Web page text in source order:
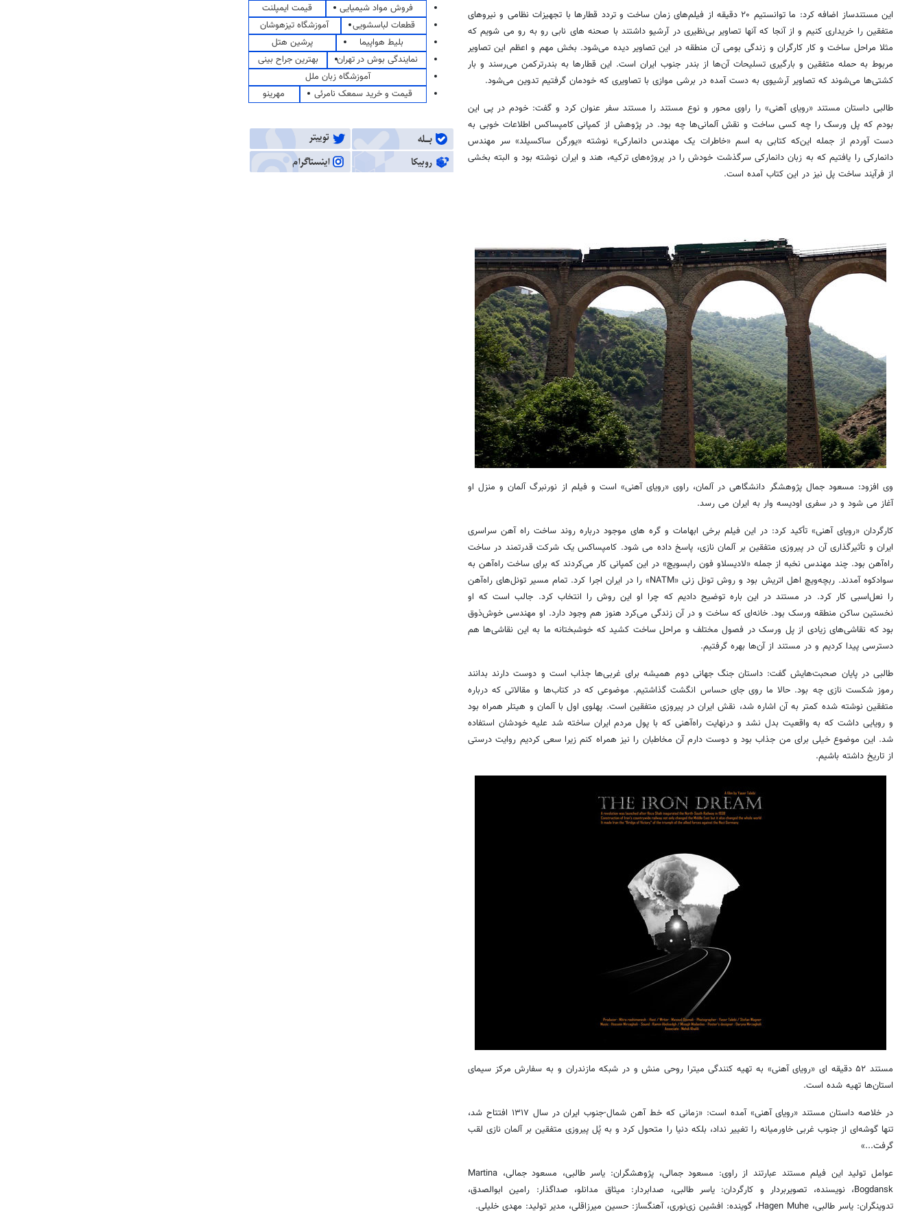
این مستندساز اضافه کرد: ما توانستیم ۲۰ دقیقه از فیلم‌های زمان ساخت و تردد قطارها با تجهیزات نظامی و نیروهای
متفقین را خریداری کنیم و از آنجا که آنها تصاویر بی‌نظیری در آرشیو داشتند با صحنه های نابی رو به رو می شویم که
مثلا مراحل ساخت و کار کارگران و زندگی بومی آن منطقه در این تصاویر دیده می‌شود. بخش مهم و اعظم این تصاویر
مربوط به حمله متفقین و بارگیری تسلیحات آن‌ها از بندر جنوب ایران است. این قطارها به بندرترکمن می‌رسند و بار
کشتی‌ها می‌شوند که تصاویر آرشیوی به دست آمده در برشی موازی با تصاویری که خودمان گرفتیم تدوین می‌شود.
طالبی داستان مستند «رویای آهنی» را راوی محور و نوع مستند را مستند سفر عنوان کرد و گفت: خودم در پی این
بودم که پل ورسک را چه کسی ساخت و نقش آلمانی‌ها چه بود. در پژوهش از کمپانی کامپساکس اطلاعات خوبی به
دست آوردم از جمله این‌که کتابی به اسم «خاطرات یک مهندس دانمارکی» نوشته «یورگن ساکسیلد» سر مهندس
دانمارکی را یافتیم که به زبان دانمارکی سرگذشت خودش را در پروژه‌های ترکیه، هند و ایران نوشته بود و البته بخشی
از فرآیند ساخت پل نیز در این کتاب آمده است.
وی افزود: مسعود جمال پژوهشگر دانشگاهی در آلمان، راوی «رویای آهنی» است و فیلم از نورنبرگ آلمان و منزل او
آغاز می شود و در سفری اودیسه وار به ایران می رسد.
کارگردان «رویای آهنی» تأکید کرد: در این فیلم برخی ابهامات و گره های موجود درباره روند ساخت راه آهن سراسری
ایران و تأثیرگذاری آن در پیروزی متفقین بر آلمان نازی، پاسخ داده می شود. کامپساکس یک شرکت قدرتمند در ساخت
راه‌آهن‌ بود. چند مهندس نخبه از جمله «لادیسلاو فون رابسویچ» در این کمپانی کار می‌کردند که برای ساخت راه‌آهن به
سوادکوه آمدند. ربچه‌ویچ اهل اتریش بود و روش تونل زنی «NATM» را در ایران اجرا کرد. تمام مسیر تونل‌های راه‌آهن
را نعل‌اسبی کار کرد. در مستند در این باره توضیح دادیم که چرا او این روش را انتخاب کرد. جالب است که او
نخستین ساکن منطقه ورسک بود. خانه‌ای که ساخت و در آن زندگی می‌کرد هنوز هم وجود دارد. او مهندسی خوش‌ذوق
بود که نقاشی‌های زیادی از پل ورسک در فصول مختلف و مراحل ساخت کشید که خوشبختانه ما به این نقاشی‌ها هم
دسترسی پیدا کردیم و در مستند از آن‌ها بهره گرفتیم.
طالبی در پایان صحبت‌هایش گفت: داستان جنگ جهانی دوم همیشه برای غربی‌ها جذاب است و دوست دارند بدانند
رموز شکست نازی چه بود. حالا ما روی جای حساس انگشت گذاشتیم. موضوعی که در کتاب‌ها و مقالاتی که درباره
متفقین نوشته شده کمتر به آن اشاره شد، نقش ایران در پیروزی متفقین است. پهلوی اول با آلمان و هیتلر همراه بود
و رویایی داشت که به واقعیت بدل نشد و درنهایت راه‌آهنی که با پول مردم ایران ساخته شد علیه خودشان استفاده
شد. این موضوع خیلی برای من جذاب بود و دوست دارم آن مخاطبان را نیز همراه کنم زیرا سعی کردیم روایت درستی
از تاریخ داشته باشیم.
مستند ۵۲ دقیقه ای «رویای آهنی» به تهیه کنندگی میترا روحی منش و در شبکه مازندران و به سفارش مرکز سیمای
استان‌ها تهیه شده است.
در خلاصه داستان مستند «رویای آهنی» آمده است: «زمانی که خط آهن شمال-جنوب ایران در سال ۱۳۱۷ افتتاح شد،
تنها گوشه‌ای از جنوب غربی خاورمیانه را تغییر نداد، بلکه دنیا را متحول کرد و به پُل پیروزی متفقین بر آلمان نازی لقب
گرفت...»
عوامل تولید این فیلم مستند عبارتند از راوی: مسعود جمالی، پژوهشگران: یاسر طالبی، مسعود جمالی، Martina
Bogdansk‌، نویسنده، تصویربردار و کارگردان: یاسر طالبی، صدابردار: میثاق مدانلو، صداگذار: رامین ابوالصدق،
تدوینگران: یاسر طالبی، Hagen Muhe‌، گوینده: افشین زی‌نوری، آهنگساز: حسین میرزاقلی، مدیر تولید: مهدی خلیلی.
فروش مواد شیمیایی
قیمت ایمپلنت
قطعات لباسشویی
آموزشگاه تیزهوشان
بلیط هواپیما
پرشین هتل
نمایندگی بوش در تهران
بهترین جراح بینی
آموزشگاه زبان ملل
قیمت و خرید سمعک نامرئی
مهرینو